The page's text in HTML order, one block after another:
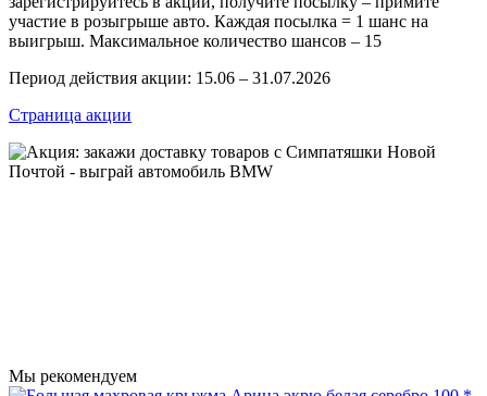
участие в розыгрыше авто. Каждая посылка = 1 шанс на
выигрыш. Максимальное количество шансов – 15
Период действия акции: 15.06 – 31.07.2026
Страница акции
Мы рекомендуем